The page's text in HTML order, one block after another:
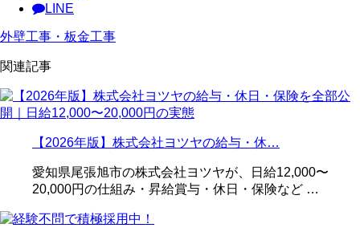
LINE
外壁工事・板金工事
関連記事
【2026年版】株式会社ヨツヤの給与・休…
愛知県尾張旭市の株式会社ヨツヤが、日給12,000〜
20,000円の仕組み・昇給賞与・休日・保険など …